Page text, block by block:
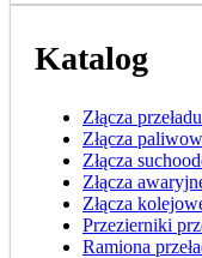
Katalog
Złącza
Złącza
Złącza
Złącza
Złącza
Przezierniki
Ramiona